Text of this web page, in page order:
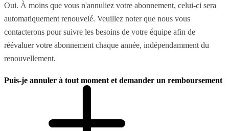
Oui. À moins que vous n'annuliez votre abonnement, celui-ci sera
automatiquement renouvelé. Veuillez noter que nous vous
contacterons pour suivre les besoins de votre équipe afin de
réévaluer votre abonnement chaque année, indépendamment du
renouvellement.
Puis-je annuler à tout moment et demander un remboursement